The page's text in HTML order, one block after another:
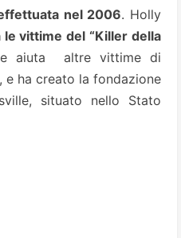
nel 2006. Holly
vittime del “Killer della
aiuta altre vittime di
e ha creato la fondazione
situato nello Stato